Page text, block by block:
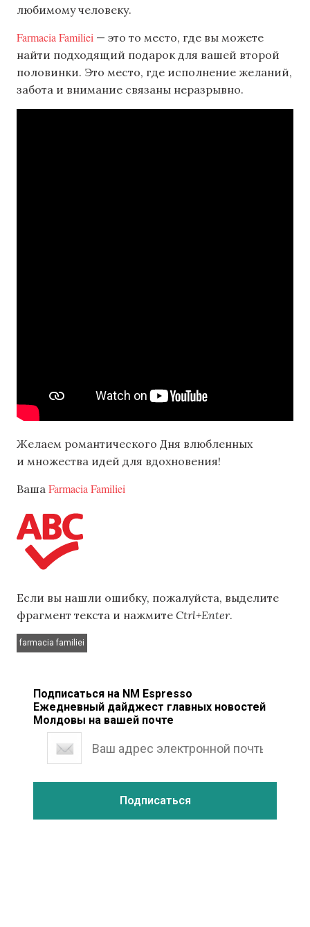
любимому человеку.
Farmacia Familiei — это то место, где вы можете
найти подходящий подарок для вашей второй
половинки. Это место, где исполнение желаний,
забота и внимание связаны неразрывно.
Желаем романтического Дня влюбленных
и множества идей для вдохновения!
Ваша Farmacia Familiei
Если вы нашли ошибку, пожалуйста, выделите
фрагмент текста и нажмите Ctrl+Enter.
farmacia familiei
Подписаться на NM Espresso
Ежедневный дайджест главных новостей
Молдовы на вашей почте